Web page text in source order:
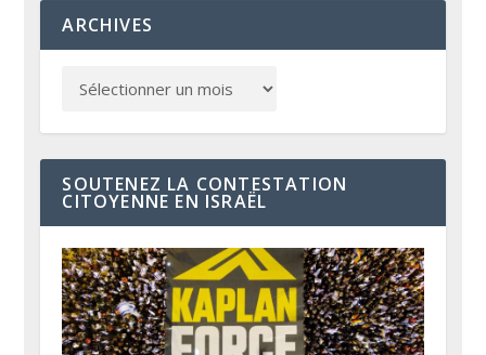
ARCHIVES
SOUTENEZ LA CONTESTATION
CITOYENNE EN ISRAËL